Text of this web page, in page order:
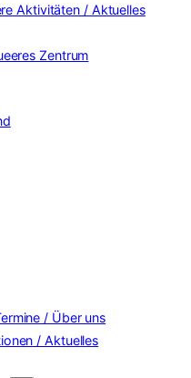
Aktivitäten / Aktuelles
Zentrum
/ Über uns
/ Aktuelles